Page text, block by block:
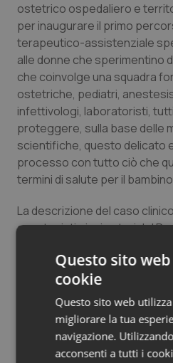
Rene & patologie
Salute orale & impianti
Sangue &
Tiroide
Tumore al seno
Tumore ovarico
Tumori gastrointestinali
Ulcera & Reflusso
Vaccini
ostetrico ospedaliero e
per inaugurare il primo
terapeutico-assistenziale
alle donne che sperimentino
che coinvolge una squadra
ostetriche, pediatri,
infettivologi, laboratoristi,
proteggere, sulla base delle
scientifiche, questo delicato
processo con tutto ciò che
termini di salute per il
La descrizione del caso
anestesisti-rianimatori del
Cena, Daniela Gogna e
stata pubblicata in dettaglio su
Pain Medicine”
, rivista
titolo: “Novel use of a
mastis pain treatment”,
Pain Med 2020).
Questo sito
cookie
Questo sito web
migliorare la tua
navigazione.
acconsenti a tutti i